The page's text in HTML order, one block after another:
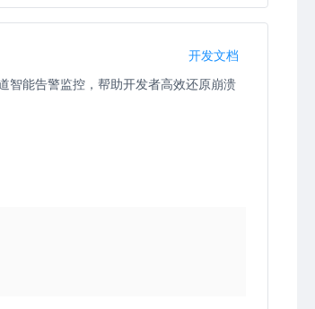
开发文档
智能告警监控，帮助开发者高效还原崩溃